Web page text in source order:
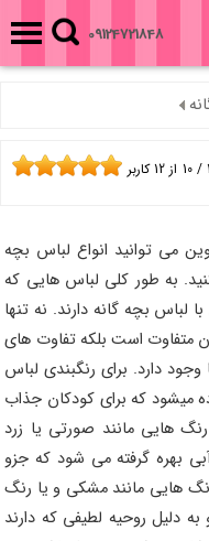
09124721848
10 / از 12کاربر
می توانید انواع لباس بچه
به طور کلی لباس هایی که
لباس بچه گانه دارند. نه تنها
متفاوت است بلکه تفاوت های
دارد. برای رنگبندی لباس
میشود که برای کودکان جذاب
رنگ هایی مانند صورتی یا زرد
بهره گرفته می شود که جزو
هایی مانند مشکی و یا رنگ
دلیل روحیه لطیفی که دارند